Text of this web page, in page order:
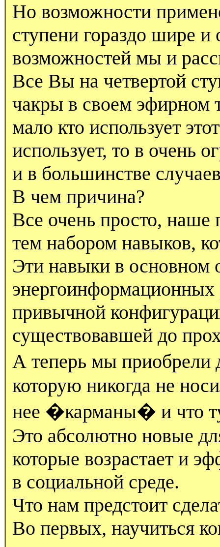
Но возможности
ступени гораздо шире
возможностей мы и
Все Вы на четвертой
чакры в своем эфирном
мало кто использует
использует, то в очень
и в большинстве
В чем причина?
Все очень просто, наше
тем набором навыков,
Эти навыки в основном
привычной
существовавшей до
А теперь мы
которую никогда не
нее �карманы� и что
Это абсолютно новые
которые возрастает и
в социальной среде.
Что нам предстоит
Во первых, научиться